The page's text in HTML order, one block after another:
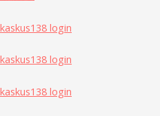
kaskus138 login
kaskus138 login
kaskus138 login